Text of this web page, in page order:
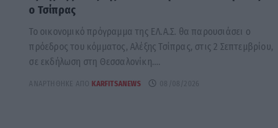
ο Τσίπρας
Το οικονομικό πρόγραμμα της ΕΛ.Α.Σ. θα παρουσιάσει ο
πρόεδρος του κόμματος, Αλέξης Τσίπρας, στις 2 Σεπτεμβρίου,
σε εκδήλωση στη Θεσσαλονίκη....
ΑΝΑΡΤΉΘΗΚΕ ΑΠΌ KARFITSANEWS 08/08/2026